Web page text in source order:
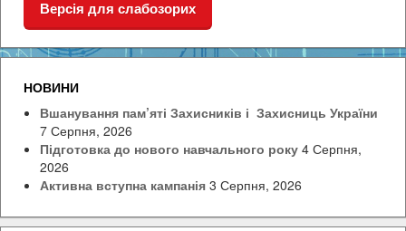
Версія для слабозорих
НОВИНИ
Вшанування пам’яті Захисників і Захисниць України
7 Серпня, 2026
Підготовка до нового навчального року 4 Серпня,
2026
Активна вступна кампанія 3 Серпня, 2026